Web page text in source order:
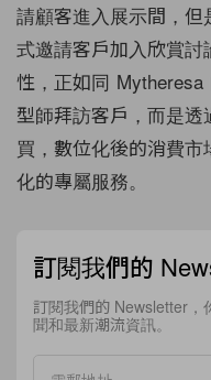
請顧客進入展示間，
式邀請客戶加入欣賞
性，正如同
型師拜訪客戶，而是
買，數位化後的消費
化的專屬服務。
訂閱我們的
訂閱我們的 Newsletter，
聞和最新潮流資訊。